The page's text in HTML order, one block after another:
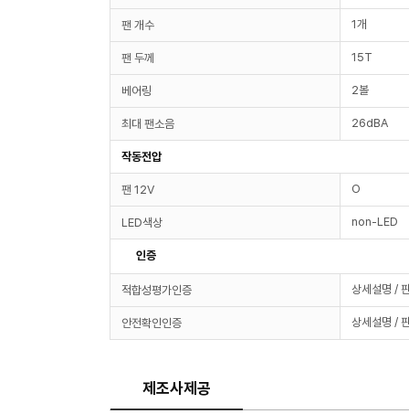
팬 개수 1개
팬 두께 15T
베어링 2볼
최대 팬소음 26dBA
작동전압
팬 12V O
LED색상 non-LED
인증
적합성평가인증 상세설명 /
안전확인인증 상세설명 /
제조사제공